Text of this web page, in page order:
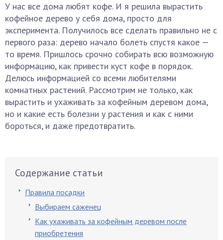
У нас все дома любят кофе. И я решила вырастить
кофейное дерево у себя дома, просто для
эксперимента. Получилось все сделать правильно не с
первого раза: дерево начало болеть спустя какое —
то время. Пришлось срочно собирать всю возможную
информацию, как привести куст кофе в порядок.
Делюсь информацией со всеми любителями
комнатных растений. Рассмотрим не только, как
вырастить и ухаживать за кофейным деревом дома,
но и какие есть болезни у растения и как с ними
бороться, и даже предотвратить.
Содержание статьи
Правила посадки
Выбираем саженец
Как ухаживать за кофейным деревом после
приобретения